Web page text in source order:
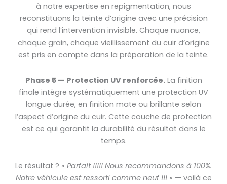
à notre expertise en repigmentation, nous
reconstituons la teinte d’origine avec une précision
qui rend l’intervention invisible. Chaque nuance,
chaque grain, chaque vieillissement du cuir d’origine
est pris en compte dans la préparation de la teinte.
Phase 5 — Protection UV renforcée.La finition
finale intègre systématiquement une protection UV
longue durée, en finition mate ou brillante selon
l’aspect d’origine du cuir. Cette couche de protection
est ce qui garantit la durabilité du résultat dans le
temps.
Le résultat ? « Parfait !!!!! Nous recommandons à 100%.
Notre véhicule est ressorti comme neuf !!! » — voilà ce